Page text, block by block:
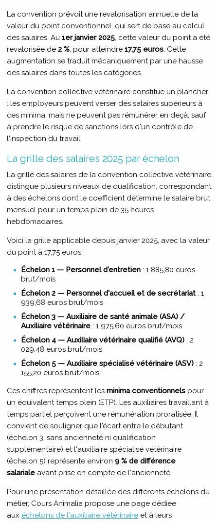
La convention prévoit une revalorisation annuelle de la
valeur du point conventionnel, qui sert de base au calcul
des salaires. Au 1er janvier 2025, cette valeur du point a été
revalorisée de 2 %, pour atteindre 17,75 euros. Cette
augmentation se traduit mécaniquement par une hausse
des salaires dans toutes les catégories.
La convention collective vétérinaire constitue un plancher
: les employeurs peuvent verser des salaires supérieurs à
ces minima, mais ne peuvent pas rémunérer en deçà, sauf
à prendre le risque de sanctions lors d'un contrôle de
l'inspection du travail.
La grille des salaires 2025 par échelon
La grille des salaires de la convention collective vétérinaire
distingue plusieurs niveaux de qualification, correspondant
à des échelons dont le coefficient détermine le salaire brut
mensuel pour un temps plein de 35 heures
hebdomadaires.
Voici la grille applicable depuis janvier 2025, avec la valeur
du point à 17,75 euros :
Échelon 1 — Personnel d'entretien: 1 885,80 euros
brut/mois
Échelon 2 — Personnel d'accueil et de secrétariat: 1
939,68 euros brut/mois
Échelon 3 — Auxiliaire de santé animale (ASA) /
Auxiliaire vétérinaire: 1 975,60 euros brut/mois
Échelon 4 — Auxiliaire vétérinaire qualifié (AVQ): 2
029,48 euros brut/mois
Échelon 5 — Auxiliaire spécialisé vétérinaire (ASV): 2
155,20 euros brut/mois
Ces chiffres représentent les minima conventionnels pour
un équivalent temps plein (ETP). Les auxiliaires travaillant à
temps partiel perçoivent une rémunération proratisée. Il
convient de souligner que l'écart entre le débutant
(échelon 3, sans ancienneté ni qualification
supplémentaire) et l'auxiliaire spécialisé vétérinaire
(échelon 5) représente environ 9 % de différence
salariale avant prise en compte de l'ancienneté.
Pour une présentation détaillée des différents échelons du
métier, Cours Animalia propose une page dédiée
aux échelons de l'auxiliaire vétérinaire et à leurs